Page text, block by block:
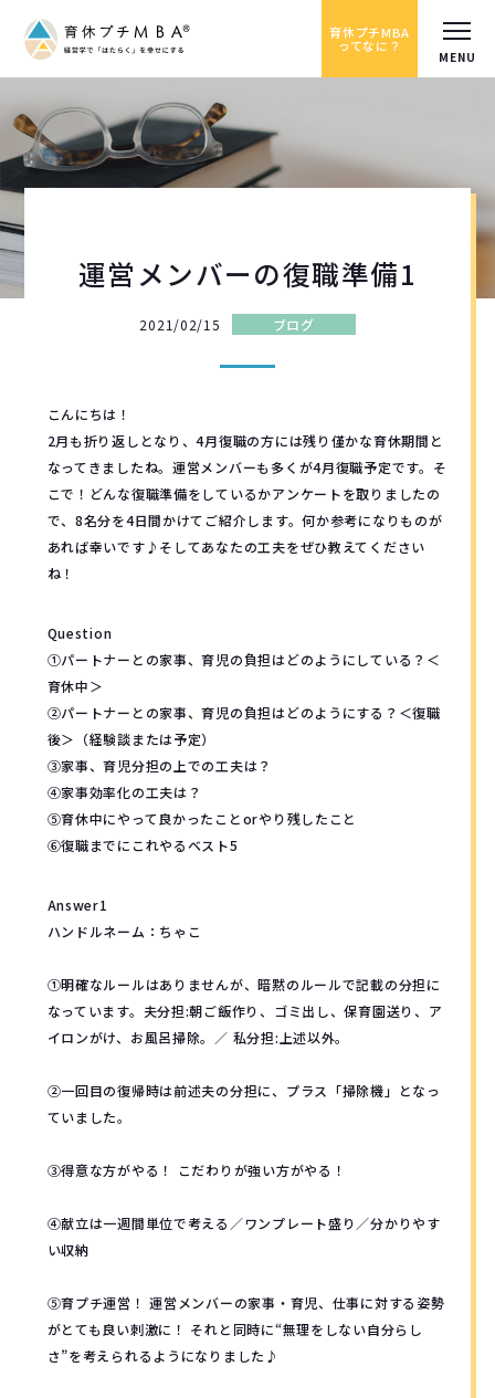
育休プチMBA
ってなに？
運営メンバーの復職準備1
2021/02/15 ブログ
こんにちは！
2月も折り返しとなり、4月復職の方には残り僅かな育休期間と
なってきましたね。運営メンバーも多くが4月復職予定です。そ
こで！どんな復職準備をしているかアンケートを取りましたの
で、8名分を4日間かけてご紹介します。何か参考になりものが
あれば幸いです♪そしてあなたの工夫をぜひ教えてください
ね！
Question
①パートナーとの家事、育児の負担はどのようにしている？＜
育休中＞
②パートナーとの家事、育児の負担はどのようにする？＜復職
後＞（経験談または予定）
③家事、育児分担の上での工夫は？
④家事効率化の工夫は？
⑤育休中にやって良かったことorやり残したこと
⑥復職までにこれやるベスト5
Answer1
ハンドルネーム：ちゃこ
①明確なルールはありませんが、暗黙のルールで記載の分担に
なっています。夫分担:朝ご飯作り、ゴミ出し、保育園送り、ア
イロンがけ、お風呂掃除。／ 私分担:上述以外。
②一回目の復帰時は前述夫の分担に、プラス「掃除機」となっ
ていました。
③得意な方がやる！ こだわりが強い方がやる！
④献立は一週間単位で考える／ワンプレート盛り／分かりやす
い収納
⑤育プチ運営！ 運営メンバーの家事・育児、仕事に対する姿勢
がとても良い刺激に！ それと同時に“無理をしない自分らし
さ”を考えられるようになりました♪